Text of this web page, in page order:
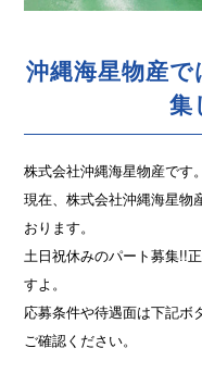
沖縄海星物産
集
株式会社沖縄海星物産です。
現在、株式会社沖縄海星物
おります。
土日祝休みのパート募集!!
すよ。
応募条件や待遇面は下記ボ
ご確認ください。